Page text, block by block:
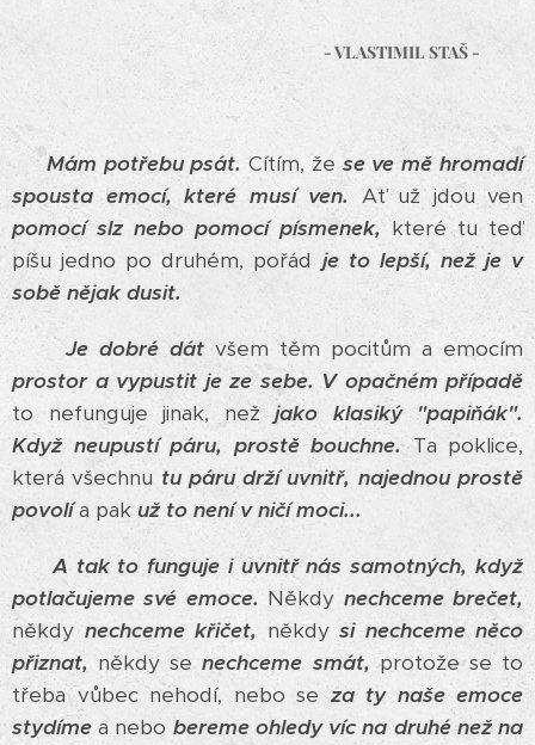
- VLASTIMIL STAŠ -
Mám potřebu psát. Cítím, že se ve mě hromadí
spousta emocí, které musí ven. Ať už jdou ven
pomocí slz nebo pomocí písmenek, které tu teď
píšu jedno po druhém, pořád je to lepší, než je v
sobě nějak dusit.
Je dobré dátvšem těm pocitům a emocím
prostor a vypustit je ze sebe.V opačném případě
to nefunguje jinak, než jako klasiký "papiňák".
Když neupustí páru, prostě bouchne.Ta poklice,
která všechnu tu páru drží uvnitř, najednou prostě
povolía pak už to není v ničí moci...
A tak to funguje i uvnitř nás samotných, když
potlačujeme své emoce.Někdy nechceme brečet,
někdynechceme křičet, někdy si nechceme něco
přiznat, někdy senechceme smát, protože se to
třeba vůbec nehodí, nebo se za ty naše emoce
stydíme a nebo bereme ohledy víc na druhé než na